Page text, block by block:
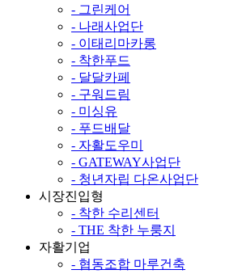
- 그린케어
- 나래사업단
- 이태리마카롱
- 착한푸드
- 달달카페
- 구워드림
- 미싱유
- 푸드배달
- 자활도우미
- GATEWAY사업단
- 청년자립 다온사업단
시장진입형
- 착한 수리센터
- THE 착한 누룽지
자활기업
- 협동조합 마루건축